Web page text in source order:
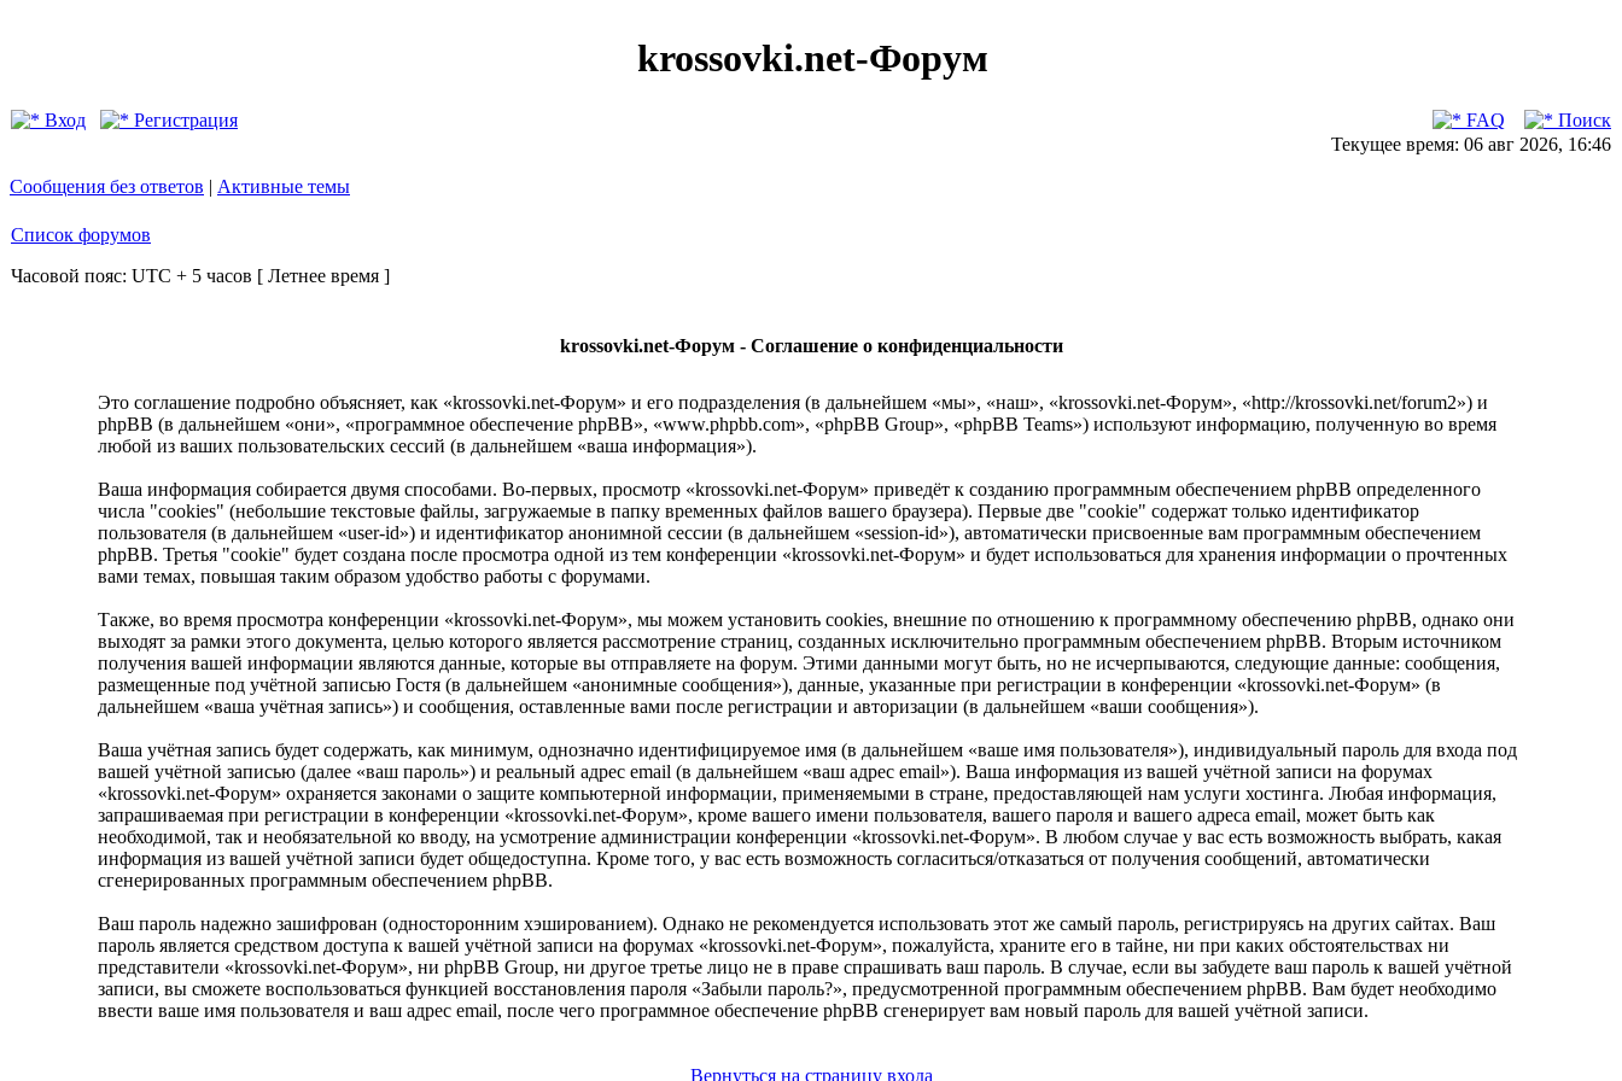
krossovki.net-Форум
Вход Регистрация FAQ
Поиск
Текущее время: 06 авг 2026, 16:46
Сообщения без ответов | Активные темы
Список форумов
Часовой пояс: UTC + 5 часов [ Летнее время ]
krossovki.net-Форум - Соглашение о конфиденциальности
Это соглашение подробно объясняет, как «krossovki.net-Форум» и его подразделения (в дальнейшем «мы», «наш», «krossovki.net-Форум», «http://krossovki.net/forum2») и
phpBB (в дальнейшем «они», «программное обеспечение phpBB», «www.phpbb.com», «phpBB Group», «phpBB Teams») используют информацию, полученную во время
любой из ваших пользовательских сессий (в дальнейшем «ваша информация»).
Ваша информация собирается двумя способами. Во-первых, просмотр «krossovki.net-Форум» приведёт к созданию программным обеспечением phpBB определенного
числа "cookies" (небольшие текстовые файлы, загружаемые в папку временных файлов вашего браузера). Первые две "cookie" содержат только идентификатор
пользователя (в дальнейшем «user-id») и идентификатор анонимной сессии (в дальнейшем «session-id»), автоматически присвоенные вам программным обеспечением
phpBB. Третья "cookie" будет создана после просмотра одной из тем конференции «krossovki.net-Форум» и будет использоваться для хранения информации о прочтенных
вами темах, повышая таким образом удобство работы с форумами.
Также, во время просмотра конференции «krossovki.net-Форум», мы можем установить cookies, внешние по отношению к программному обеспечению phpBB, однако они
выходят за рамки этого документа, целью которого является рассмотрение страниц, созданных исключительно программным обеспечением phpBB. Вторым источником
получения вашей информации являются данные, которые вы отправляете на форум. Этими данными могут быть, но не исчерпываются, следующие данные: сообщения,
размещенные под учётной записью Гостя (в дальнейшем «анонимные сообщения»), данные, указанные при регистрации в конференции «krossovki.net-Форум» (в
дальнейшем «ваша учётная запись») и сообщения, оставленные вами после регистрации и авторизации (в дальнейшем «ваши сообщения»).
Ваша учётная запись будет содержать, как минимум, однозначно идентифицируемое имя (в дальнейшем «ваше имя пользователя»), индивидуальный пароль для входа под
вашей учётной записью (далее «ваш пароль») и реальный адрес email (в дальнейшем «ваш адрес email»). Ваша информация из вашей учётной записи на форумах
«krossovki.net-Форум» охраняется законами о защите компьютерной информации, применяемыми в стране, предоставляющей нам услуги хостинга. Любая информация,
запрашиваемая при регистрации в конференции «krossovki.net-Форум», кроме вашего имени пользователя, вашего пароля и вашего адреса email, может быть как
необходимой, так и необязательной ко вводу, на усмотрение администрации конференции «krossovki.net-Форум». В любом случае у вас есть возможность выбрать, какая
информация из вашей учётной записи будет общедоступна. Кроме того, у вас есть возможность согласиться/отказаться от получения сообщений, автоматически
сгенерированных программным обеспечением phpBB.
Ваш пароль надежно зашифрован (односторонним хэшированием). Однако не рекомендуется использовать этот же самый пароль, регистрируясь на других сайтах. Ваш
пароль является средством доступа к вашей учётной записи на форумах «krossovki.net-Форум», пожалуйста, храните его в тайне, ни при каких обстоятельствах ни
представители «krossovki.net-Форум», ни phpBB Group, ни другое третье лицо не в праве спрашивать ваш пароль. В случае, если вы забудете ваш пароль к вашей учётной
записи, вы сможете воспользоваться функцией восстановления пароля «Забыли пароль?», предусмотренной программным обеспечением phpBB. Вам будет необходимо
ввести ваше имя пользователя и ваш адрес email, после чего программное обеспечение phpBB сгенерирует вам новый пароль для вашей учётной записи.
Вернуться на страницу входа